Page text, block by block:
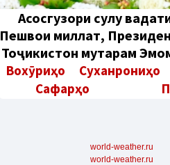
Aсосгузори сулҳу
Пешвои миллат,
Тоҷикистон муҳтарам
Вохӯриҳо Суханрониҳо
Сафарҳо
world-weather.ru
world-weather.ru